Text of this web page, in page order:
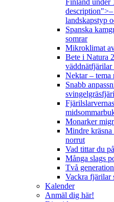
landskapstyp
Spanska
somrar
Mikroklimat
Bete i Natura
väddnätfjärilar
Nektar – tema
Snabb
Monarker
Mindre
norrut
Vad tittar du
Många slags
Två
Vackra fjärilar
Kalender
Anmäl dig här!